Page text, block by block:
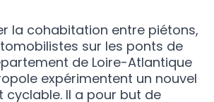
la cohabitation entre piétons,
sur les ponts de
de Loire-Atlantique
expérimentent un nouvel
cyclable. Il a pour but de